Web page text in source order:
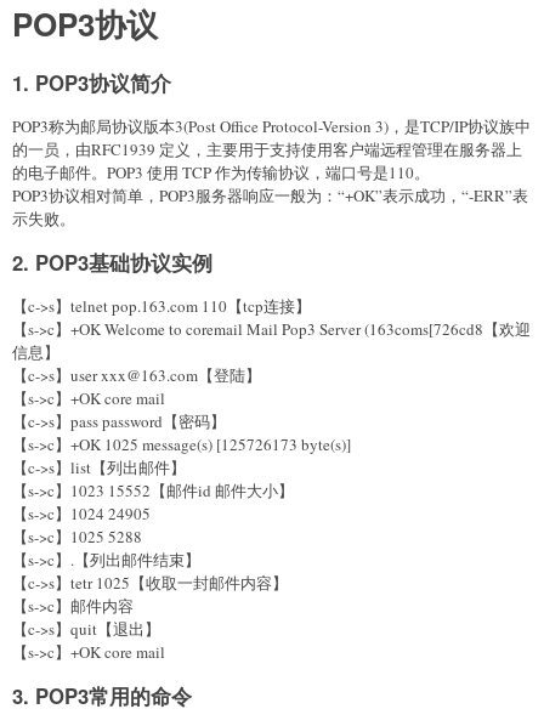
POP3协议
1. POP3协议简介
POP3称为邮局协议版本3(Post Office Protocol-Version 3)，是TCP/IP协议族中
的一员，由RFC1939 定义，主要用于支持使用客户端远程管理在服务器上
的电子邮件。POP3 使用 TCP 作为传输协议，端口号是110。
POP3协议相对简单，POP3服务器响应一般为：“+OK”表示成功，“-ERR”表
示失败。
2. POP3基础协议实例
【c->s】telnet pop.163.com 110【tcp连接】
【s->c】+OK Welcome to coremail Mail Pop3 Server (163coms[726cd8【欢迎
信息】
【c->s】user xxx@163.com【登陆】
【s->c】+OK core mail
【c->s】pass password【密码】
【s->c】+OK 1025 message(s) [125726173 byte(s)]
【c->s】list【列出邮件】
【s->c】1023 15552【邮件id 邮件大小】
【s->c】1024 24905
【s->c】1025 5288
【s->c】.【列出邮件结束】
【c->s】tetr 1025【收取一封邮件内容】
【s->c】邮件内容
【c->s】quit【退出】
【s->c】+OK core mail
3. POP3常用的命令